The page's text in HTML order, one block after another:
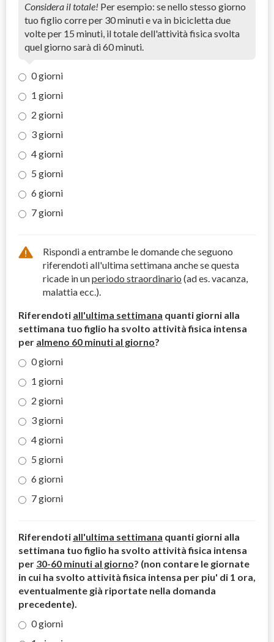
Considera il totale! Per esempio: se nello stesso giorno
tuo figlio corre per 30 minuti e va in bicicletta due
volte per 15 minuti, il totale dell'attività fisica svolta
quel giorno sarà di 60 minuti.
0 giorni
1 giorni
2 giorni
3 giorni
4 giorni
5 giorni
6 giorni
7 giorni
Rispondi a entrambe le domande che seguono
riferendoti all'ultima settimana anche se questa
ricade in unperiodo straordinario (ad es. vacanza,
malattia ecc.).
Riferendoti all'ultima settimana quanti giorni alla
settimana tuo figlio ha svolto attività fisica intensa
per almeno 60 minuti al giorno?
0 giorni
1 giorni
2 giorni
3 giorni
4 giorni
5 giorni
6 giorni
7 giorni
Riferendoti all'ultima settimana quanti giorni alla
settimana tuo figlio ha svolto attività fisica intensa
per 30-60 minuti al giorno? (non contare le giornate
in cui ha svolto attività fisica intensa per piu' di 1 ora,
eventualmente già riportate nella domanda
precedente).
0 giorni